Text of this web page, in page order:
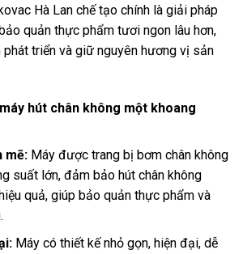
Hà Lan chế tạo chính là giải pháp
quản thực phẩm tươi ngon lâu hơn,
phát triển và giữ nguyên hương vị sản
hút chân không một khoang
mẽ:Máy được trang bị bơm chân không
suất lớn, đảm bảo hút chân không
quả, giúp bảo quản thực phẩm và
Máy có thiết kế nhỏ gọn, hiện đại, dễ